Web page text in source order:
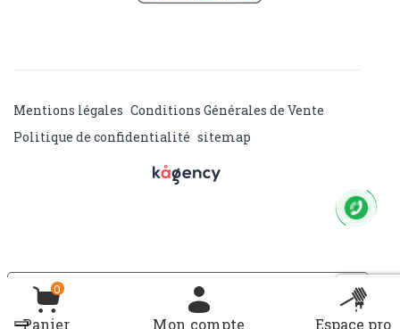
0
Panier Mon compte Espace pro
Mentions légales Conditions Générales de Vente
Politique de confidentialité sitemap
Notification lors de la collecte
Vos choix en matière de confidentialité